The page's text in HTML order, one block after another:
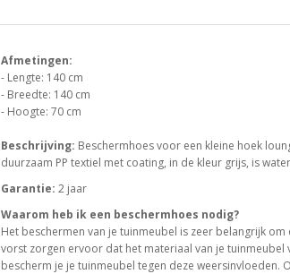
Afmetingen:
- Lengte: 140 cm
- Breedte: 140 cm
- Hoogte: 70 cm
Beschrijving: Beschermhoes voor een kleine hoek
duurzaam PP textiel met coating, in de kleur grijs, is
Garantie: 2 jaar
Waarom heb ik een beschermhoes nodig?
Het beschermen van je tuinmeubel is zeer belangrijk
vorst zorgen ervoor dat het materiaal van je
bescherm je je tuinmeubel tegen deze weersinvloeden.